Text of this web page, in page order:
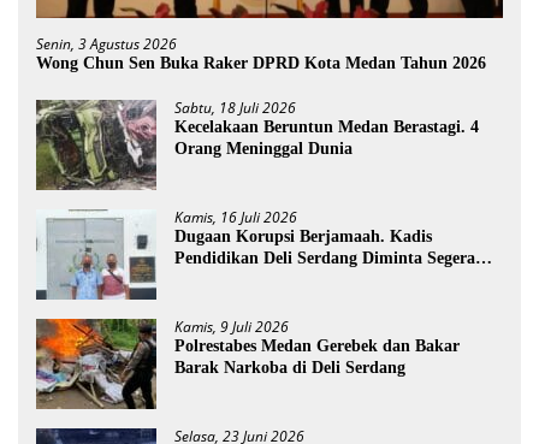
Senin, 3 Agustus 2026
Wong Chun Sen Buka Raker DPRD Kota Medan Tahun 2026
Sabtu, 18 Juli 2026
Kecelakaan Beruntun Medan Berastagi. 4
Orang Meninggal Dunia
Kamis, 16 Juli 2026
Dugaan Korupsi Berjamaah. Kadis
Pendidikan Deli Serdang Diminta Segera
Kamis, 9 Juli 2026
Polrestabes Medan Gerebek dan Bakar
Barak Narkoba di Deli Serdang
Selasa, 23 Juni 2026